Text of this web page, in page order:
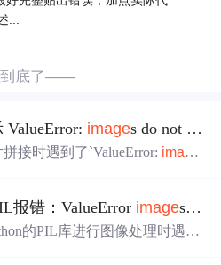
...
底了——
images do not
接时遇到了`ValueError: image
图片对象不匹配或坐标计算错
和拼接逻辑是解决此问题的关
报错：ValueError images do not
的PIL库进行图像处理时遇到